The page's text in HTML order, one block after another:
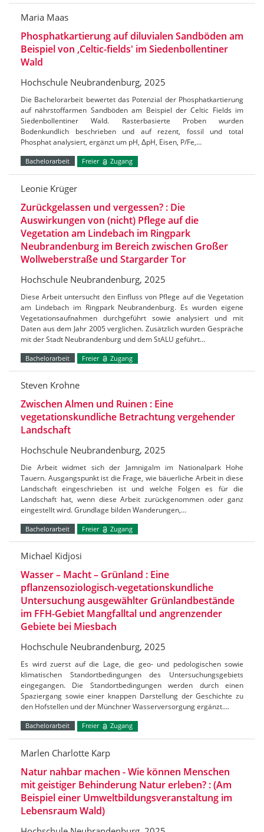
Maria Maas
Phosphatkartierung auf diluvialen Sandböden am
Beispiel von ‚Celtic-fields' im Siedenbollentiner
Wald
Hochschule Neubrandenburg, 2025
Die Bachelorarbeit bewertet das Potenzial der Phosphatkartierung
auf nährstoffarmen Sandböden am Beispiel der Celtic Fields im
Siedenbollentiner Wald. Rasterbasierte Proben wurden
Bodenkundlich beschrieben und auf rezent, fossil und total
Phosphat analysiert, ergänzt um pH, ΔpH, Eisen, P/Fe,…
Bachelorarbeit Freier Zugang
Leonie Krüger
Zurückgelassen und vergessen? : Die
Auswirkungen von (nicht) Pflege auf die
Vegetation am Lindebach im Ringpark
Neubrandenburg im Bereich zwischen Großer
Wollweberstraße und Stargarder Tor
Hochschule Neubrandenburg, 2025
Diese Arbeit untersucht den Einfluss von Pflege auf die Vegetation
am Lindebach im Ringpark Neubrandenburg. Es wurden eigene
Vegetationsaufnahmen durchgeführt sowie analysiert und mit
Daten aus dem Jahr 2005 verglichen. Zusätzlich wurden Gespräche
mit der Stadt Neubrandenburg und dem StALU geführt…
Bachelorarbeit Freier Zugang
Steven Krohne
Zwischen Almen und Ruinen : Eine
vegetationskundliche Betrachtung vergehender
Landschaft
Hochschule Neubrandenburg, 2025
Die Arbeit widmet sich der Jamnigalm im Nationalpark Hohe
Tauern. Ausgangspunkt ist die Frage, wie bäuerliche Arbeit in diese
Landschaft eingeschrieben ist und welche Folgen es für die
Landschaft hat, wenn diese Arbeit zurückgenommen oder ganz
eingestellt wird. Grundlage bilden Wanderungen,…
Bachelorarbeit Freier Zugang
Michael Kidjosi
Wasser – Macht – Grünland : Eine
pflanzensoziologisch-vegetationskundliche
Untersuchung ausgewählter Grünlandbestände
im FFH-Gebiet Mangfalltal und angrenzender
Gebiete bei Miesbach
Hochschule Neubrandenburg, 2025
Es wird zuerst auf die Lage, die geo- und pedologischen sowie
klimatischen Standortbedingungen des Untersuchungsgebiets
eingegangen. Die Standortbedingungen werden durch einen
Spaziergang sowie einer knappen Darstellung der Geschichte zu
den Hofstellen und der Münchner Wasserversorgung ergänzt.…
Bachelorarbeit Freier Zugang
Marlen Charlotte Karp
Natur nahbar machen - Wie können Menschen
mit geistiger Behinderung Natur erleben? : (Am
Beispiel einer Umweltbildungsveranstaltung im
Lebensraum Wald)